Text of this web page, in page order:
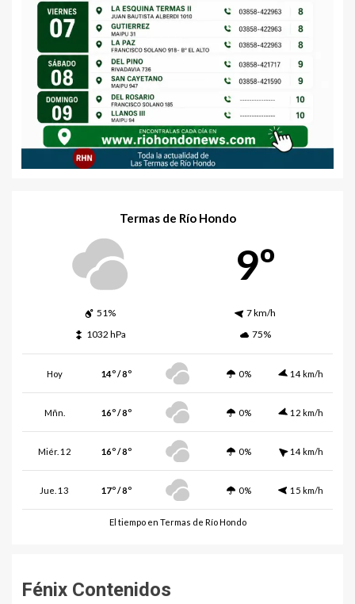
Termas de Río Hondo
9º
51%
7 km/h
1032 hPa
75%
Hoy 14º / 8º 0% 14 km/h
Mñn. 16º / 8º 0% 12 km/h
Miér. 12 16º / 8º 0% 14 km/h
Jue. 13 17º / 8º 0% 15 km/h
El tiempo en Termas de Río Hondo
Fénix Contenidos